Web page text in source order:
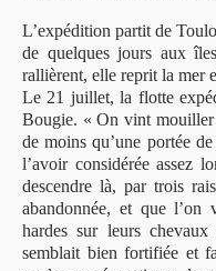
L’expédition partit de
de quelques jours aux
rallièrent, elle reprit la mer
Le 21 juillet, la flotte
Bougie. « On vint
de moins qu’une portée
l’avoir considérée assez
descendre là, par trois
abandonnée, et que l’on
hardes sur leurs
semblait bien fortifiée et